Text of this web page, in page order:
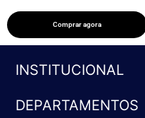
Comprar agora
INSTITUCIONAL
DEPARTAMENTOS